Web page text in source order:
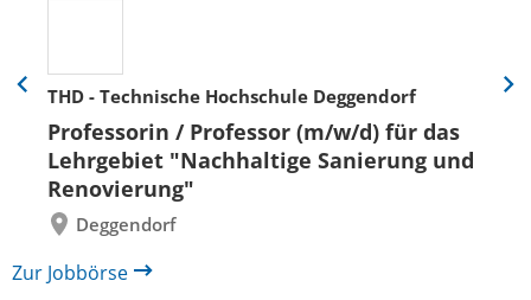
THD - Technische Hochschule Deggendorf
Professorin / Professor (m/w/d) für das
Lehrgebiet "Nachhaltige Sanierung und
Renovierung"
Deggendorf
Eine
zurück
Eine
Zur Jobbörse